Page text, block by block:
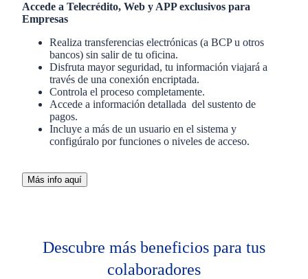
Accede a Telecrédito, Web y APP exclusivos para
Empresas
Realiza transferencias electrónicas (a BCP u otros
bancos) sin salir de tu oficina.
Disfruta mayor seguridad, tu información viajará a
través de una conexión encriptada.
Controla el proceso completamente.
Accede a información detallada del sustento de
pagos.
Incluye a más de un usuario en el sistema y
configúralo por funciones o niveles de acceso.
Más info aquí
Descubre más beneficios para tus
colaboradores